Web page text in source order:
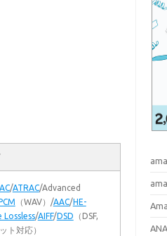
/ATRAC/Advanced
（WAV）/AAC/HE-
Lossless/AIFF/DSD （DSF,
ト対応）